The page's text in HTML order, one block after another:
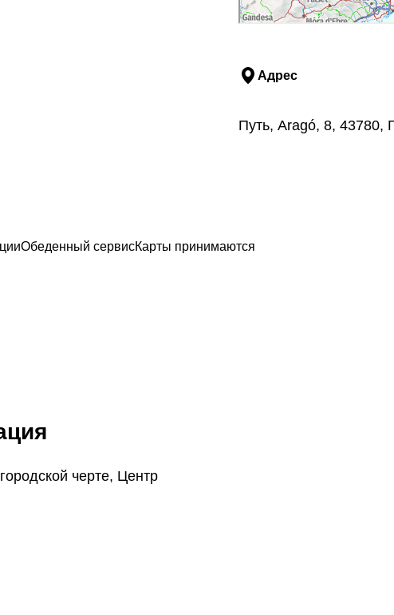
Адрес
Путь, Aragó, 8, 43780,
Обеденный сервисКарты принимаются
черте, Центр